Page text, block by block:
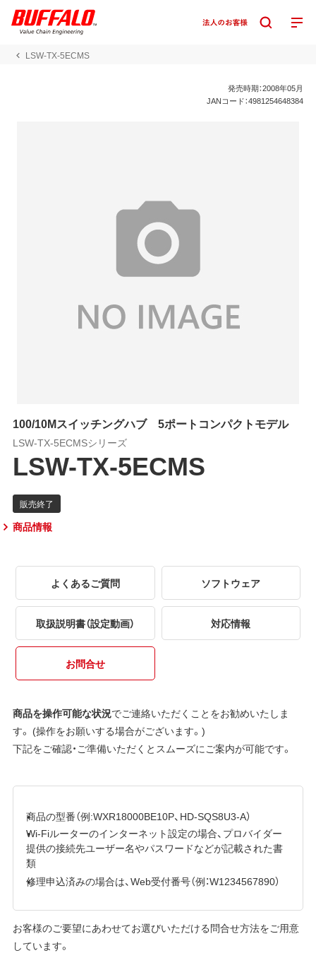
LSW-TX-5ECMS
発売時期：2008年05月
JANコード：4981254648384
100/10Mスイッチングハブ 5ポートコンパクトモデル
LSW-TX-5ECMSシリーズ
LSW-TX-5ECMS
商品情報
よくあるご質問 ソフトウェア
取扱説明書（設定動画） 対応情報
お問合せ
商品を操作可能な状況でご連絡いただくことをお勧めいたしま
す。 (操作をお願いする場合がございます。)
下記をご確認・ご準備いただくとスムーズにご案内が可能です。
商品の型番（例:WXR18000BE10P、HD-SQS8U3-A）
Wi-Fiルーターのインターネット設定の場合、プロバイダー
提供の接続先ユーザー名やパスワードなどが記載された書
類
修理申込済みの場合は、Web受付番号（例：W1234567890）
お客様のご要望にあわせてお選びいただける問合せ方法をご用意
しています。